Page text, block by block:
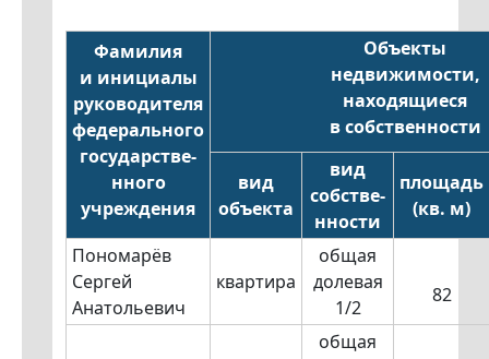
Фамилия
и инициалы
руководителя
федерального
государстве-
нного
учреждения
Объекты
недвижимости,
находящиеся
в собственности
вид
объекта
вид
собстве-
нности
площадь
(кв. м)
Пономарёв
Сергей
Анатольевич
квартира
общая
долевая
1/2
82
общая